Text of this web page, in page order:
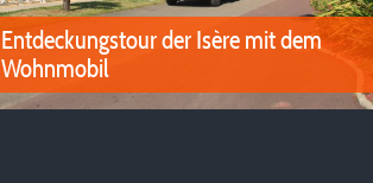
Entdeckungstour der Isère mit dem
Wohnmobil